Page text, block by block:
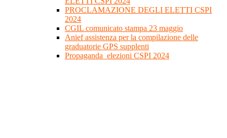
PROCLAMAZIONE DEGLI ELETTI CSPI
2024
CGIL comunicato stampa 23 maggio
Anief assistenza per la compilazione delle
graduatorie GPS supplenti
Propaganda_elezioni CSPI 2024